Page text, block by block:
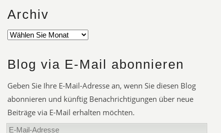
Archiv
Blog via E-Mail abonnieren
Geben Sie Ihre E-Mail-Adresse an, wenn Sie diesen Blog
abonnieren und künftig Benachrichtigungen über neue
Beiträge via E-Mail erhalten möchten.
E-